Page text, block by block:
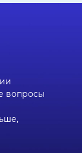
вопросы